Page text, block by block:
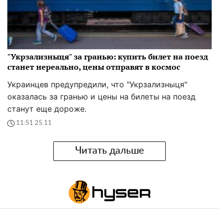
"Укрзализныця" за гранью: купить билет на поезд
станет нереально, цены отправят в космос
Украинцев предупредили, что "Укрзализныця"
оказалась за гранью и цены на билеты на поезд
станут еще дороже.
11:51 25.11
Читать дальше